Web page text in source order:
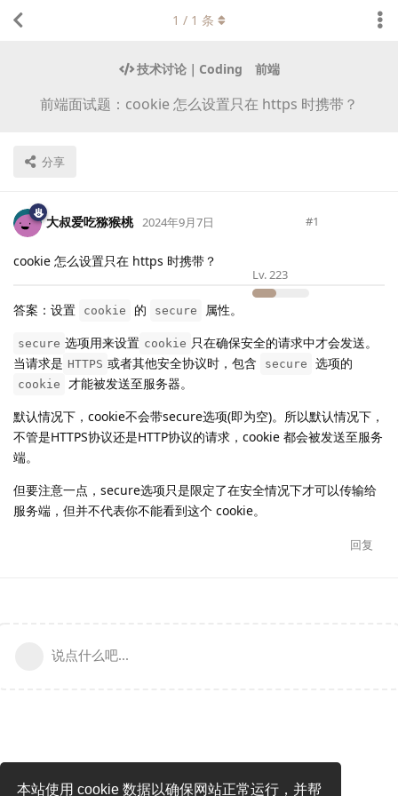
本站使用 cookie 数据以确保网站正常运行，并帮
技术讨论｜Coding 前端
前端面试题：cookie 怎么设置只在 https 时携带？
分享
1 / 1 条
大叔爱吃猕猴桃
Lv.223
2024年9月7日 #1
cookie 怎么设置只在 https 时携带？
答案：设置 cookie 的 secure 属性。
secure 选项用来设置 cookie 只在确保安全的请求中才会发送。
当请求是 HTTPS 或者其他安全协议时，包含 secure 选项的
cookie
才能被发送至服务器。
默认情况下，cookie不会带secure选项(即为空)。所以默认情况下，
不管是HTTPS协议还是HTTP协议的请求，cookie 都会被发送至服务
端。
但要注意一点，secure选项只是限定了在安全情况下才可以传输给
服务端，但并不代表你不能看到这个 cookie。
回复
说点什么吧...